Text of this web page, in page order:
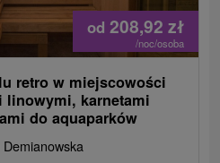
od 208,92 zł
/noc/osoba
retro w miejscowości
linowymi, karnetami
do aquaparków
Demianowska